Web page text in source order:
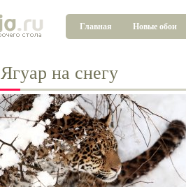
Главная Новые обои
Ягуар на снегу